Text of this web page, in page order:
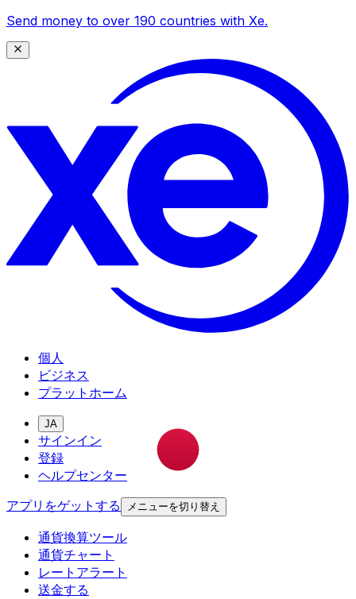
Send money to over 190 countries with Xe.
個人
ビジネス
プラットホーム
JA
サインイン
登録
ヘルプセンター
アプリをゲットする
メニューを切り替え
通貨換算ツール
通貨チャート
レートアラート
送金する